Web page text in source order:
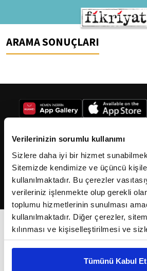
Verilerinizin sorumlu kullanımı
Sizlere daha iyi bir hizmet
Sitemizde kendimize ve üçüncü
kullanılmaktadır. Bu çerezler
verileriniz işlenmekte olup gerekli
toplumu hizmetlerinin sunulması
kullanılmaktadır. Diğer çerezler,
kılınması ve kişiselleştirilmesi ve
reklam/pazarlama faaliyetlerinin
Çerezlere ilişkin tercihlerinizi çerez
Tümünü Kabul Et
ARAMA SONUÇLARI
2026Fikriyat. Tüm hakları saklıdır.